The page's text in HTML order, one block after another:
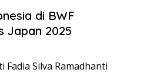
di BWF
Japan 2025
Fadia Silva Ramadhanti